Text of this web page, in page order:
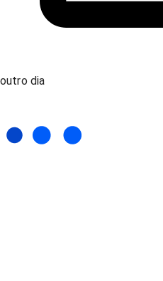
outro dia